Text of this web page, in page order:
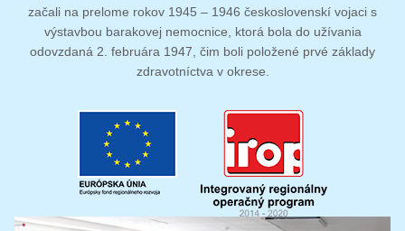
začali na prelome rokov 1945 – 1946 československí vojaci s
výstavbou barakovej nemocnice, ktorá bola do užívania
odovzdaná 2. februára 1947, čim boli položené prvé základy
zdravotníctva v okrese.